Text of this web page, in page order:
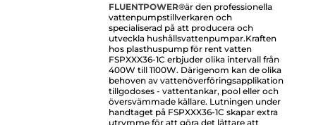
FLUENTPOWER®är den professionella
vattenpumpstillverkaren och
specialiserad på att producera och
utveckla hushållsvattenpumpar.Kraften
hos plasthuspump för rent vatten
FSPXXX36-1C erbjuder olika intervall från
400W till 1100W. Därigenom kan de olika
behoven av vattenöverföringsapplikation
tillgodoses - vattentankar, pool eller och
översvämmade källare. Lutningen under
handtaget på FSPXXX36-1C skapar extra
utrymme för att göra det lättare att